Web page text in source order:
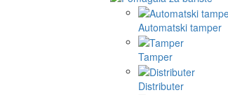
Automatski tamper
Tamper
Distributer